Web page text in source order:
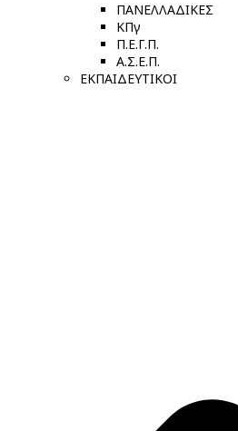
ΠΑΝΕΛΛΑΔΙΚΕΣ
ΚΠγ
Π.Ε.Γ.Π.
Α.Σ.Ε.Π.
ΕΚΠΑΙΔΕΥΤΙΚΟΙ